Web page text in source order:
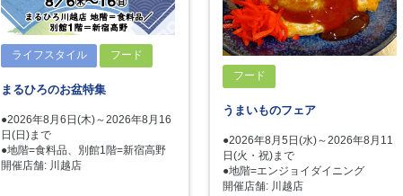
ライフスタイル フード
まるひろのお盆特集
●2026年8月6日(木)～2026年8月16
日(日)まで
●地階=食料品、別館1階=新宿高野
開催店舗: 川越店
フード
うまいものフェア
●2026年8月5日(水)～2026年8月11
日(火・祝)まで
●地階=エンジョイダイニング
開催店舗: 川越店